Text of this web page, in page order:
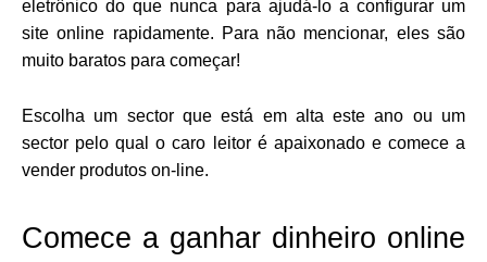
eletrônico do que nunca para ajudá-lo a configurar um
site online rapidamente. Para não mencionar, eles são
muito baratos para começar!
Escolha um sector que está em alta este ano ou um
sector pelo qual o caro leitor é apaixonado e comece a
vender produtos on-line.
Comece a ganhar dinheiro online